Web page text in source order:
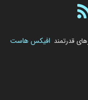
قدرتمند افیکس هاست